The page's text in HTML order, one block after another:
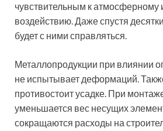
чувствительным к атмосферному
воздействию. Даже спустя
будет с ними справляться.
Металлопродукции при влиянии
не испытывает деформаций.
противостоит усадке. При
уменьшается вес несущих
сокращаются расходы на